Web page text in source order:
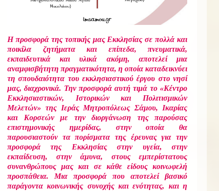
Η προσφορά της τοπικής μας Εκκλησίας σε πολλά και
ποικίλα ζητήματα και επίπεδα, πνευματικά,
εκπαιδευτικά και υλικά ακόμη, αποτελεί μια
αναμφισβήτητη πραγματικότητα, η οποία καταδεικνύει
τη σπουδαιότητα του εκκλησιαστικού έργου στο νησί
μας, διαχρονικά. Την προσφορά αυτή τιμά το «Κέντρο
Εκκλησιαστικών, Ιστορικών και Πολιτισμικών
Μελετών» της Ιεράς Μητροπόλεως Σάμου, Ικαρίας
και Κορσεών με την διοργάνωση της παρούσας
επιστημονικής ημερίδας, στην οποία θα
παρουσιαστούν τα πορίσματα της έρευνας για την
προσφορά της Εκκλησίας στην υγεία, στην
εκπαίδευση, στην άμυνα, στους εμπερίστατους
συνανθρώπους μας και σε κάθε είδους κοινωφελή
προσπάθεια. Μια προσφορά που αποτελεί βασικό
παράγοντα κοινωνικής συνοχής και ενότητας, και η